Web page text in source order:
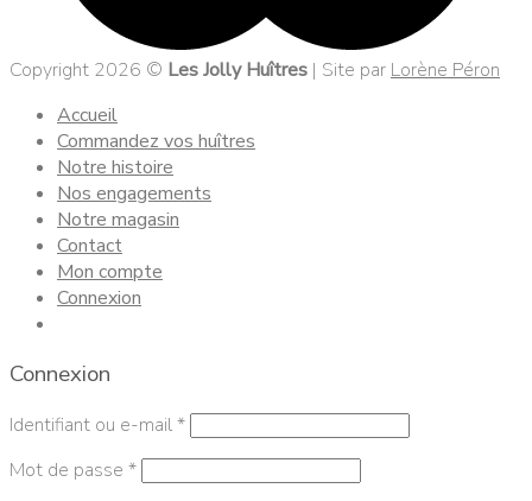
Copyright 2026 © Les Jolly Huîtres | Site par Lorène Péron
Accueil
Commandez vos huîtres
Notre histoire
Nos engagements
Notre magasin
Contact
Mon compte
Connexion
Connexion
Identifiant ou e-mail*
Mot de passe *